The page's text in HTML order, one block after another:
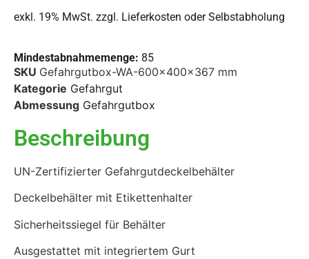
exkl. 19% MwSt. zzgl. Lieferkosten oder Selbstabholung
Mindestabnahmemenge: 85
SKU Gefahrgutbox-WA-600x400x367 mm
Kategorie Gefahrgut
Abmessung Gefahrgutbox
Beschreibung
UN-Zertifizierter Gefahrgutdeckelbehälter
Deckelbehälter mit Etikettenhalter
Sicherheitssiegel für Behälter
Ausgestattet mit integriertem Gurt